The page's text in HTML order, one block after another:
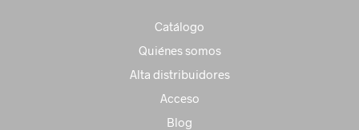
Catálogo
Quiénes somos
Alta distribuidores
Acceso
Blog